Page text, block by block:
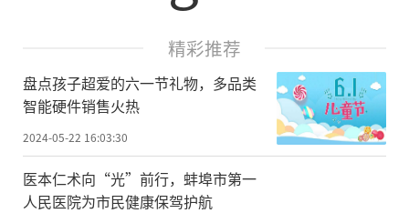
精彩推荐
盘点孩子超爱的六一节礼物，多品类
智能硬件销售火热
2024-05-22 16:03:30
医本仁术向“光”前行，蚌埠市第一
人民医院为市民健康保驾护航